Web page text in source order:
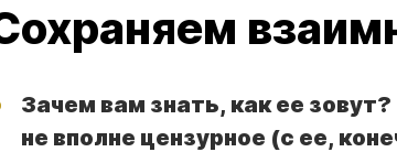
Зачем вам знать, как ее
не вполне цензурное (с ее,